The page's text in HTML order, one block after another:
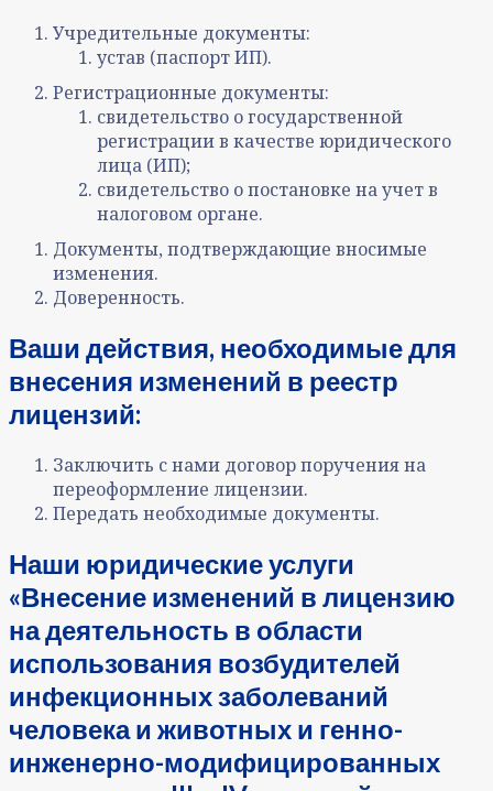
Учредительные документы:
устав (паспорт ИП).
Регистрационные документы:
свидетельство о государственной
регистрации в качестве юридического
лица (ИП);
свидетельство о постановке на учет в
налоговом органе.
Документы, подтверждающие вносимые
изменения.
Доверенность.
Ваши действия, необходимые для
внесения изменений в реестр
лицензий:
Заключить с нами договор поручения на
переоформление лицензии.
Передать необходимые документы.
Наши юридические услуги
«Внесение изменений в лицензию
на деятельность в области
использования возбудителей
инфекционных заболеваний
человека и животных и генно-
инженерно-модифицированных